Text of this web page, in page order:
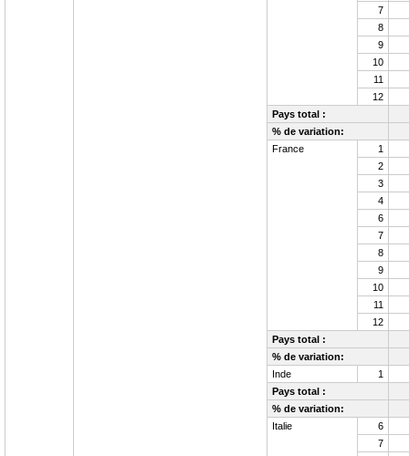
7
8
9
10
11
12
Pays total :
% de variation:
France
1
2
3
4
6
7
8
9
10
11
12
Pays total :
% de variation:
Inde
1
Pays total :
% de variation:
Italie
6
7